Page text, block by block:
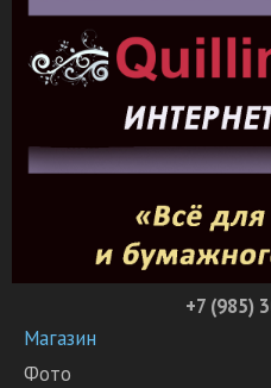
+7 (985)
Магазин
Фото